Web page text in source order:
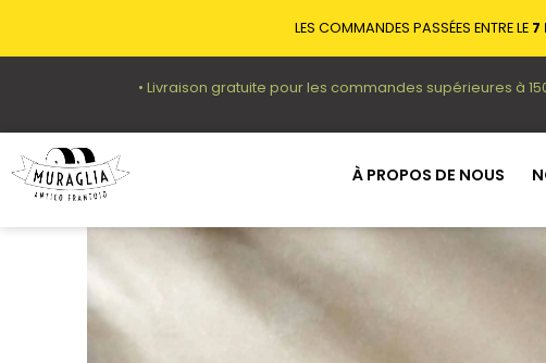
LES COMMANDES PASSÉES ENTRE LE 7
• Livraison gratuite pour les commandes supérieures à
À PROPOS DE NOUS